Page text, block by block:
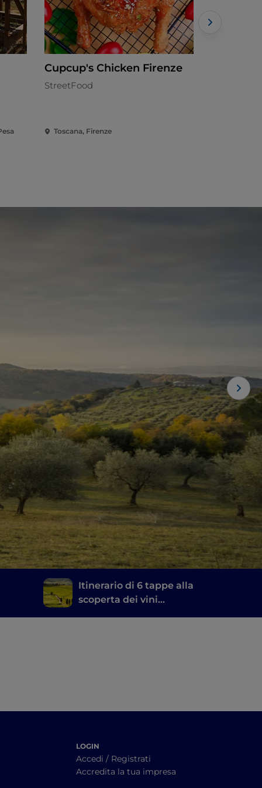
Cupcup's Chicken Firenze
StreetFood
Toscana, Firenze
Itinerario di 6 tappe alla
scoperta dei vini
LOGIN
Accedi / Registrati
Accredita la tua impresa